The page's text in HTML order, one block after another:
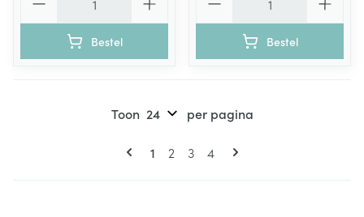
Bestel Bestel
Pagina's
U lees momenteel pagina
1 Pagina
2 Pagina
3 Pagina
4
Toon per pagina